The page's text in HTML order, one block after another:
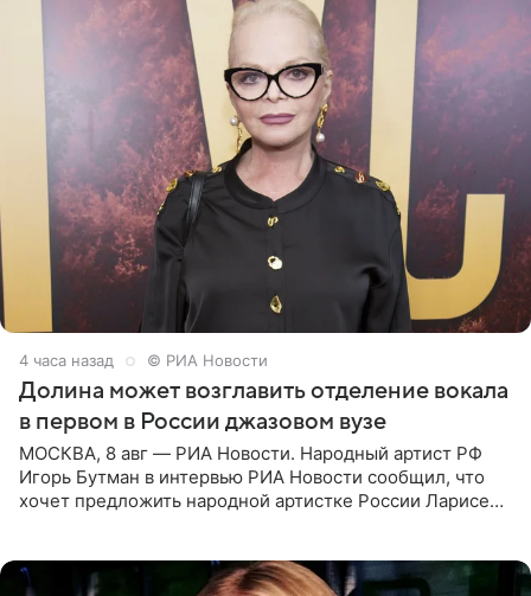
4 часа назад © РИА Новости
Долина может возглавить отделение вокала
в первом в России джазовом вузе
МОСКВА, 8 авг — РИА Новости. Народный артист РФ
Игорь Бутман в интервью РИА Новости сообщил, что
хочет предложить народной артистке России Ларисе